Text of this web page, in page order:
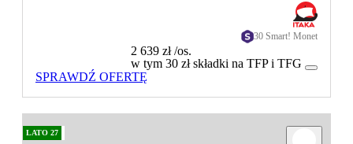
30 Smart! Monet
2 639 zł/os.
w tym 30 zł składki na TFP i TFG
SPRAWDŹ OFERTĘ
LATO 27